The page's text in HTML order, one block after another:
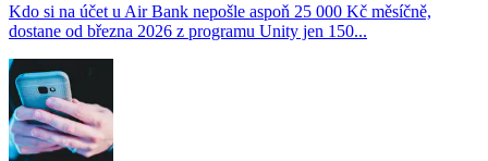
Kdo si na účet u Air Bank nepošle aspoň 25 000 Kč měsíčně,
dostane od března 2026 z programu Unity jen 150...